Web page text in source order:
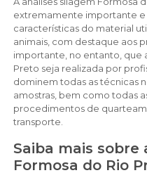
extremamente importante e
características do material
animais, com destaque aos
importante, no entanto, que
Preto seja realizada por
dominem todas as técnicas
amostras, bem como todas
procedimentos de
transporte.
Saiba mais sobre
Formosa do Rio